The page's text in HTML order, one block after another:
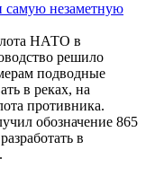
самую незаметную
НАТО в
решило
подводные
в реках, на
противника.
обозначение 865
в